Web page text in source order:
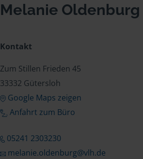
Melanie Oldenburg
Kontakt
Zum Stillen Frieden 45
33332 Gütersloh
Google Maps zeigen
Anfahrt zum Büro
05241 2303230
melanie.oldenburg@vlh.de